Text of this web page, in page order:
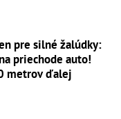
pre silné žalúdky:
priechode auto!
metrov ďalej